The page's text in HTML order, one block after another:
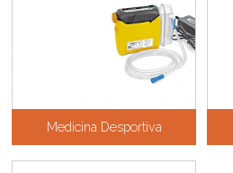
Medicina Desportiva